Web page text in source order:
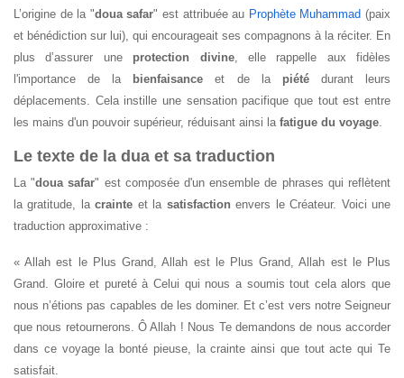
L’origine de la "doua safar" est attribuée au Prophète Muhammad (paix
et bénédiction sur lui), qui encourageait ses compagnons à la réciter. En
plus d’assurer une protection divine, elle rappelle aux fidèles
l'importance de la bienfaisance et de la piétédurant leurs
déplacements. Cela instille une sensation pacifique que tout est entre
les mains d'un pouvoir supérieur, réduisant ainsi la fatigue du voyage
Le texte de la dua et sa traduction
La "doua safar" est composée d'un ensemble de phrases qui reflètent
la gratitude, lacrainte et la satisfaction envers le Créateur. Voici une
traduction approximative :
« Allah est le Plus Grand, Allah est le Plus Grand, Allah est le Plus
Grand. Gloire et pureté à Celui qui nous a soumis tout cela alors que
nous n’étions pas capables de les dominer. Et c’est vers notre Seigneur
que nous retournerons. Ô Allah ! Nous Te demandons de nous accorder
dans ce voyage la bonté pieuse, la crainte ainsi que tout acte qui Te
satisfait.